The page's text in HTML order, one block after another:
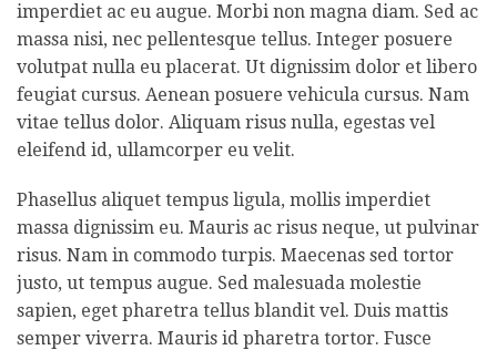
imperdiet ac eu augue. Morbi non magna diam. Sed ac
massa nisi, nec pellentesque tellus. Integer posuere
volutpat nulla eu placerat. Ut dignissim dolor et libero
feugiat cursus. Aenean posuere vehicula cursus. Nam
vitae tellus dolor. Aliquam risus nulla, egestas vel
eleifend id, ullamcorper eu velit.
Phasellus aliquet tempus ligula, mollis imperdiet
massa dignissim eu. Mauris ac risus neque, ut pulvinar
risus. Nam in commodo turpis. Maecenas sed tortor
justo, ut tempus augue. Sed malesuada molestie
sapien, eget pharetra tellus blandit vel. Duis mattis
semper viverra. Mauris id pharetra tortor. Fusce